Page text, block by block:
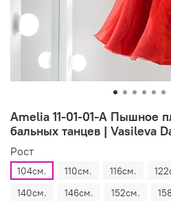
Amelia 11-01-01-A Пышное
бальных танцев | Vasileva
Рост
104см. 110см. 116см.
140см.
146см. 152см.